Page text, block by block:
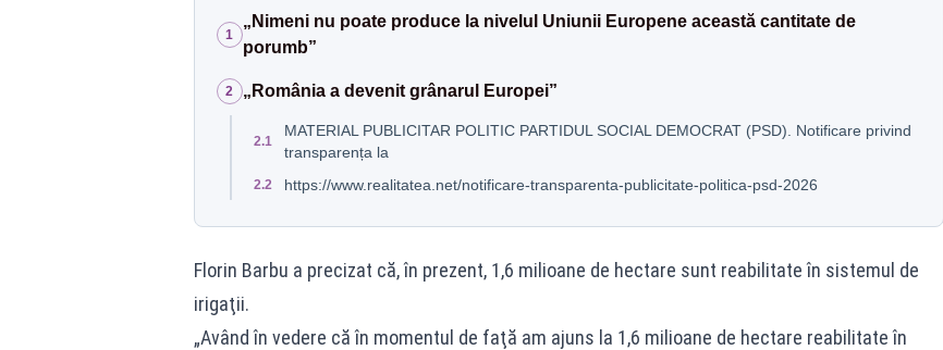
1
„Nimeni nu poate produce la nivelul Uniunii Europene această cantitate de
porumb”
2 „România a devenit grânarul Europei”
2.1
MATERIAL PUBLICITAR POLITIC PARTIDUL SOCIAL DEMOCRAT (PSD). Notificare privind
transparența la
2.2 https://www.realitatea.net/notificare-transparenta-publicitate-politica-psd-2026
Florin Barbu a precizat că, în prezent, 1,6 milioane de hectare sunt reabilitate în sistemul de
irigaţii.
„Având în vedere că în momentul de faţă am ajuns la 1,6 milioane de hectare reabilitate în